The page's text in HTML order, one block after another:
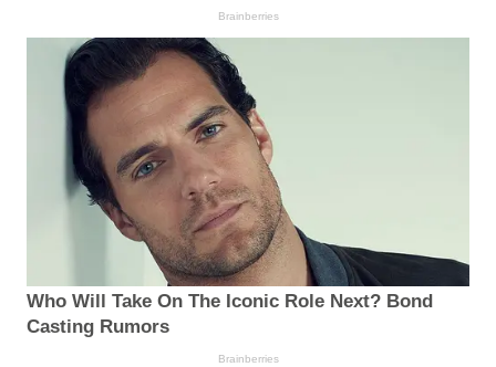
Brainberries
Who Will Take On The Iconic Role Next? Bond
Casting Rumors
Brainberries